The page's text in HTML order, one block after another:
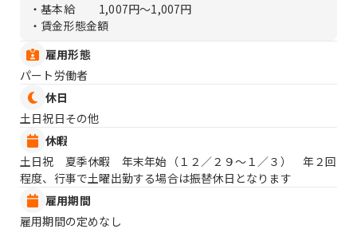
・基本給
1,007円〜1,007円
・賃金形態金額
雇用形態
パート労働者
休日
土日祝日その他
休暇
土日祝 夏季休暇 年末年始（１２／２９〜１／３） 年２回
程度、行事で土曜出勤する場合は振替休日となります
雇用期間
雇用期間の定めなし